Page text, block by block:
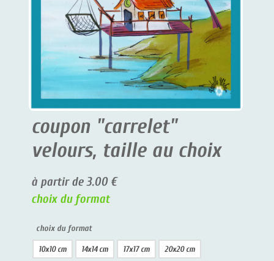
coupon "carrelet"
velours, taille au choix
à partir de 3.00 €
choix du format
choix du format
10x10 cm 14x14 cm 17x17 cm 20x20 cm